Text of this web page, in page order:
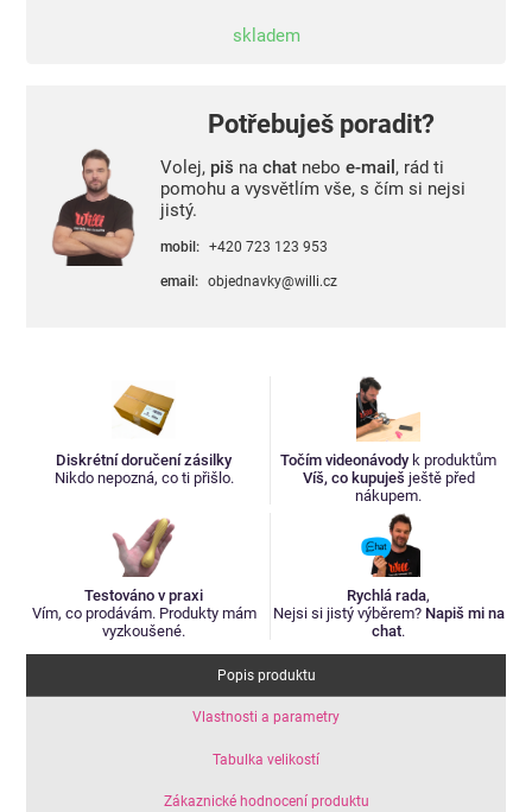
skladem
Potřebuješ poradit?
Volej, piš na chatnebo e-mail , rád ti
pomohu a vysvětlím vše, s čím si nejsi
jistý.
mobil: +420 723 123 953
email: objednavky@willi.cz
Diskrétní doručení zásilky
Nikdo nepozná, co ti přišlo.
Točím videonávody k produktům
Víš, co kupuješ ještě před
nákupem.
Testováno v praxi
Vím, co prodávám. Produkty mám
vyzkoušené.
Rychlá rada,
Nejsi si jistý výběrem? Napiš mi na
chat.
Popis produktu
Vlastnosti a parametry
Tabulka velikostí
Zákaznické hodnocení produktu